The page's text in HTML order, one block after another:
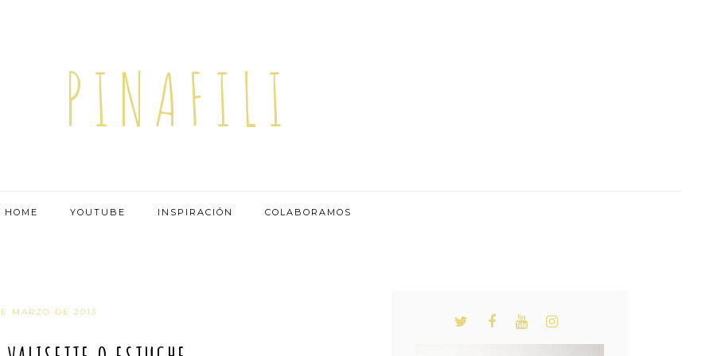
PINAFILI
HOME YOUTUBE INSPIRACIÓN COLABORAMOS
MARZO DE 2013